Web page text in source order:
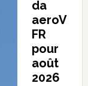
da
aeroV
FR
pour
août
2026